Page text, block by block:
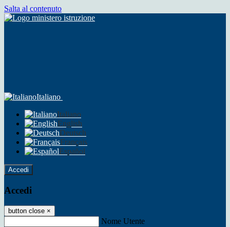
Salta al contenuto
Italiano
Italiano
English
Deutsch
Français
Español
Accedi
Accedi
button close ×
Nome Utente